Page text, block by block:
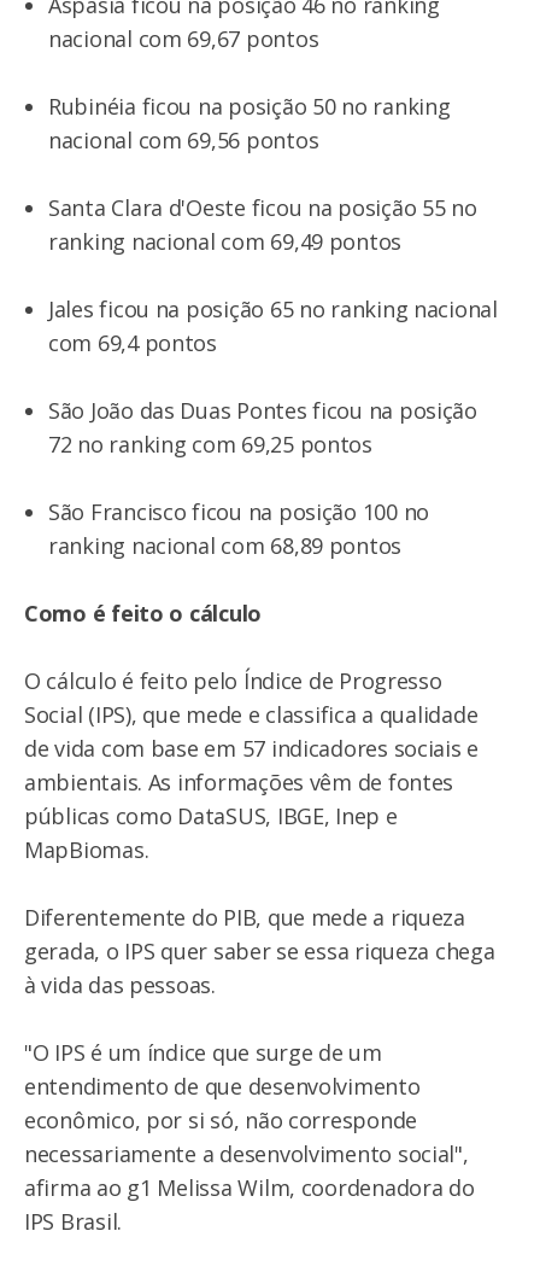
nacional com 69,67 pontos
Rubinéia ficou na posição 50 no ranking
nacional com 69,56 pontos
Santa Clara d'Oeste ficou na posição 55 no
ranking nacional com 69,49 pontos
Jales ficou na posição 65 no ranking nacional
com 69,4 pontos
São João das Duas Pontes ficou na posição
72 no ranking com 69,25 pontos
São Francisco ficou na posição 100 no
ranking nacional com 68,89 pontos
Como é feito o cálculo
O cálculo é feito pelo Índice de Progresso
Social (IPS), que mede e classifica a qualidade
de vida com base em 57 indicadores sociais e
ambientais. As informações vêm de fontes
públicas como DataSUS, IBGE, Inep e
MapBiomas.
Diferentemente do PIB, que mede a riqueza
gerada, o IPS quer saber se essa riqueza chega
à vida das pessoas.
"O IPS é um índice que surge de um
entendimento de que desenvolvimento
econômico, por si só, não corresponde
necessariamente a desenvolvimento social",
afirma ao g1 Melissa Wilm, coordenadora do
IPS Brasil.